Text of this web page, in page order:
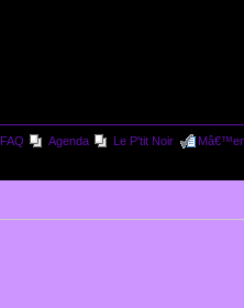
FAQ Agenda Le P'tit Noir